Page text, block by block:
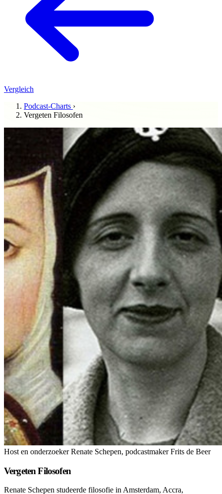
Vergleich
Podcast-Charts ›
Vergeten Filosofen
Host en onderzoeker Renate Schepen, podcastmaker Frits de Beer
Vergeten Filosofen
Renate Schepen studeerde filosofie in Amsterdam, Accra,